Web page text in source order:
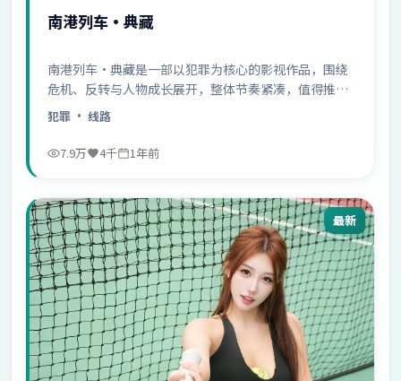
南港列车·典藏
南港列车·典藏是一部以犯罪为核心的影视作品，围绕
危机、反转与人物成长展开，整体节奏紧凑，值得推荐
观看。
犯罪 · 线路
7.9万 4千 1年前
最新